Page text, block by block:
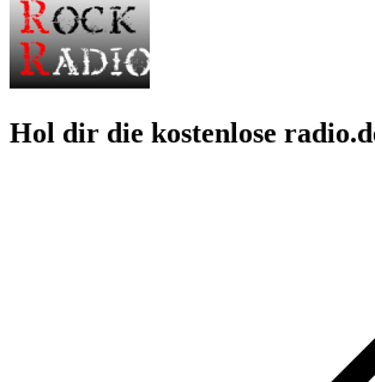
Hol dir die kostenlose